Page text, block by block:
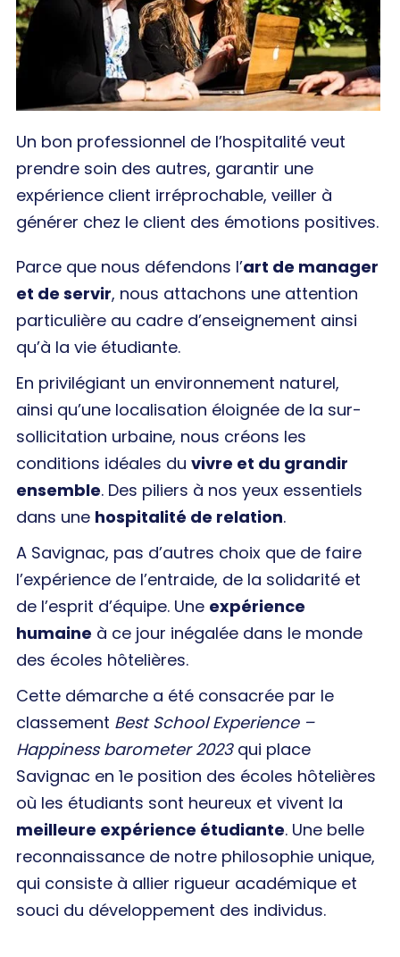
Un bon professionnel de l’hospitalité veut
prendre soin des autres, garantir une
expérience client irréprochable, veiller à
générer chez le client des émotions positives.
Parce que nous défendons l’art de manager
et de servir, nous attachons une attention
particulière au cadre d’enseignement ainsi
qu’à la vie étudiante.
En privilégiant un environnement naturel,
ainsi qu’une localisation éloignée de la sur-
sollicitation urbaine, nous créons les
conditions idéales du vivre et du grandir
ensemble. Des piliers à nos yeux essentiels
dans une hospitalité de relation.
A Savignac, pas d’autres choix que de faire
l’expérience de l’entraide, de la solidarité et
de l’esprit d’équipe. Une expérience
humaine à ce jour inégalée dans le monde
des écoles hôtelières.
Cette démarche a été consacrée par le
classement Best School Experience –
Happiness barometer 2023qui place
Savignac en 1e position des écoles hôtelières
où les étudiants sont heureux et vivent la
meilleure expérience étudiante. Une belle
reconnaissance de notre philosophie unique,
qui consiste à allier rigueur académique et
souci du développement des individus.